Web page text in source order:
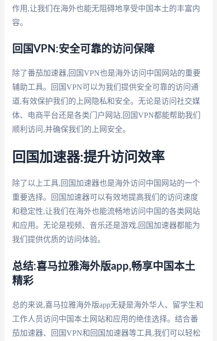
作用,让我们在海外也能无阻碍地享受中国本土的丰富内
容。
回国VPN:安全可靠的访问保障
除了番茄加速器,回国VPN也是海外访问中国网站的重要
辅助工具。回国VPN可以为我们提供安全可靠的访问通
道,有效保护我们的上网隐私和安全。无论是访问社交媒
体、电商平台还是各类门户网站,回国VPN都能帮助我们
顺利访问,并确保我们的上网安全。
回国加速器:提升访问效率
除了以上工具,回国加速器也是海外访问中国网站的一个
重要选择。回国加速器可以有效地提高我们的访问速度
和稳定性,让我们在海外也能流畅地访问中国的各类网站
和应用。无论是视频、音乐还是游戏,回国加速器都能为
我们提供优质的访问体验。
总结:喜马拉雅海外版app,畅享中国本土
精彩
总的来说,喜马拉雅海外版app无疑是海外华人、留学生和
工作人员访问中国本土网站和应用的绝佳选择。结合番
茄加速器、回国VPN和回国加速器等工具,我们可以轻松